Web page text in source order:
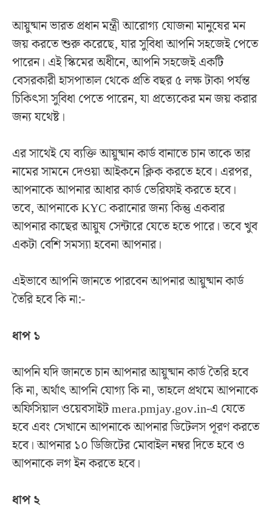
আয়ুষ্মান ভারত প্রধান মন্ত্রী আরোগ্য যোজনা মানুষের মন
জয় করতে শুরু করেছে, যার সুবিধা আপনি সহজেই পেতে
পারেন। এই স্কিমের অধীনে, আপনি সহজেই একটি
বেসরকারী হাসপাতাল থেকে প্রতি বছর ৫ লক্ষ টাকা পর্যন্ত
চিকিৎসা সুবিধা পেতে পারেন, যা প্রত্যেকের মন জয় করার
জন্য যথেষ্ট।
এর সাথেই যে ব্যক্তি আয়ুষ্মান কার্ড বানাতে চান তাকে তার
নামের সামনে দেওয়া আইকনে ক্লিক করতে হবে। এরপর,
আপনাকে আপনার আধার কার্ড ভেরিফাই করতে হবে।
তবে, আপনাকে KYC করানোর জন্য কিন্তু একবার
আপনার কাছের আয়ুষ সেন্টারে যেতে হতে পারে। তবে খুব
একটা বেশি সমস্যা হবেনা আপনার।
এইভাবে আপনি জানতে পারবেন আপনার আয়ুষ্মান কার্ড
তৈরি হবে কি না:-
ধাপ ১
আপনি যদি জানতে চান আপনার আয়ুষ্মান কার্ড তৈরি হবে
কি না, অর্থাৎ আপনি যোগ্য কি না, তাহলে প্রথমে আপনাকে
অফিসিয়াল ওয়েবসাইট mera.pmjay.gov.in-এ যেতে
হবে এবং সেখানে আপনাকে আপনার ডিটেলস পূরণ করতে
হবে। আপনার ১০ ডিজিটের মোবাইল নম্বর দিতে হবে ও
আপনাকে লগ ইন করতে হবে।
ধাপ ২